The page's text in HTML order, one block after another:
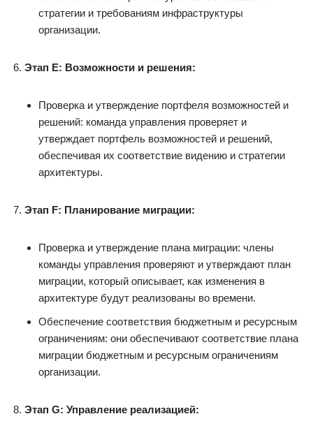
стратегии и требованиям инфраструктуры
организации.
Этап E: Возможности и решения:
Проверка и утверждение портфеля возможностей и
решений: команда управления проверяет и
утверждает портфель возможностей и решений,
обеспечивая их соответствие видению и стратегии
архитектуры.
Этап F: Планирование миграции:
Проверка и утверждение плана миграции: члены
команды управления проверяют и утверждают план
миграции, который описывает, как изменения в
архитектуре будут реализованы во времени.
Обеспечение соответствия бюджетным и ресурсным
ограничениям: они обеспечивают соответствие плана
миграции бюджетным и ресурсным ограничениям
организации.
Этап G: Управление реализацией: